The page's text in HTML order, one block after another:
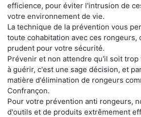
efficience, pour éviter l'intrusion de
votre environnement de vie.
La technique de la prévention vous
toute cohabitation avec ces rongeurs,
prudent pour votre sécurité.
Prévenir et non attendre qu'il soit
à guérir, c'est une sage décision, et
matière d'élimination de rongeurs
Confrançon.
Pour votre prévention anti rongeurs,
d'outils et de produits extrêmement